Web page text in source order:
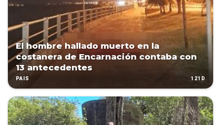
El hombre hallado muerto en la
costanera de Encarnación contaba con
13 antecedentes
PAÍS 121D